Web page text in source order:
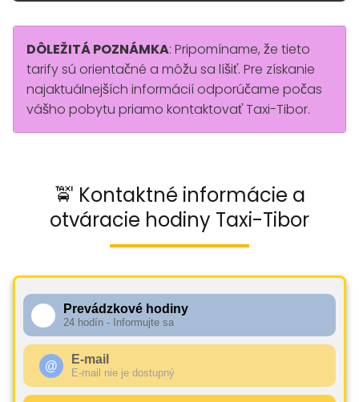
DÔLEŽITÁ POZNÁMKA: Pripomíname, že tieto
tarify sú orientačné a môžu sa líšiť. Pre získanie
najaktuálnejších informácií odporúčame počas
vášho pobytu priamo kontaktovať Taxi-Tibor.
🚖 Kontaktné informácie a
otváracie hodiny Taxi-Tibor
Prevádzkové hodiny
24 hodín - Informujte sa
@ E-mail
E-mail nie je dostupný